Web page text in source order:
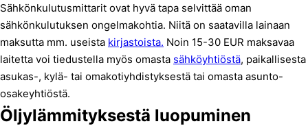
Sähkönkulutusmittarit ovat hyvä tapa selvittää oman
sähkönkulutuksen ongelmakohtia. Niitä on saatavilla lainaan
maksutta mm. useista kirjastoista. Noin 15-30 EUR maksavaa
laitetta voi tiedustella myös omasta sähköyhtiöstä, paikallisesta
asukas-, kylä- tai omakotiyhdistyksestä tai omasta asunto-
osakeyhtiöstä.
Öljylämmityksestä luopuminen